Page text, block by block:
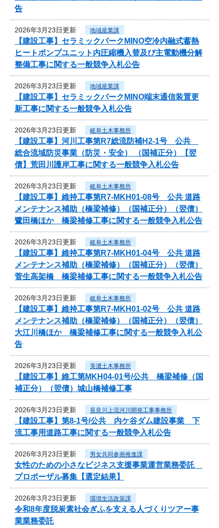
告
2026年3月23日更新 地域産業課
【建設工事】セラミックパークMINO空冷内融式蓄熱
ヒートポンプユニット内圧縮機入替及び主電動機分解
整備工事に関する一般競争入札公告
2026年3月23日更新 地域産業課
【建設工事】セラミックパークMINO端末通信装置更
新工事に関する一般競争入札公告
2026年3月23日更新 岐阜土木事務所
【建設工事】河川工事第R7総流防補H2-1号 公共
総合流域防災事業（防災・安全） （国補正分）【翌
債】荒田川護岸工事に関する一般競争入札公告
2026年3月23日更新 岐阜土木事務所
【建設工事】維持工事第R7-MKH01-08号 公共 道路
メンテナンス補助（橋梁補修）（国補正分）（翌債）
鷺田橋ほか 橋梁補修工事に関する一般競争入札公告
2026年3月23日更新 岐阜土木事務所
【建設工事】維持工事第R7-MKH01-04号 公共 道路
メンテナンス補助（橋梁補修）（国補正分）（翌債）
菅生高架橋 橋梁補修工事に関する一般競争入札公告
2026年3月23日更新 岐阜土木事務所
【建設工事】維持工事第R7-MKH01-02号 公共 道路
メンテナンス補助（橋梁補修）（国補正分）（翌債）
大江川橋ほか 橋梁補修工事に関する一般競争入札公
告
2026年3月23日更新 美濃土木事務所
【建設工事】維工第MKH04-01号/公共 橋梁補修（国
補正分）（翌債）城山橋補修工事
2026年3月23日更新 長良川上流河川開発工事事務所
【建設工事】第8-1号/公共 内ケ谷ダム建設事業 下
流工事用道路工事に関する一般競争入札公告
2026年3月23日更新 男女共同参画推進課
女性のための小さなビジネス支援事業運営業務委託
プロポーザル募集【選定結果】
2026年3月23日更新 環境生活政策課
令和8年度脱炭素社会ぎふを支える人づくりツアー事
業業務委託